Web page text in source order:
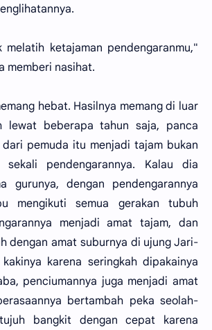
melatih ketajaman pendengaranmu,"
memberi nasihat.
hebat. Hasilnya memang di luar
lewat beberapa tahun saja, panca
pemuda itu menjadi tajam bukan
sekali pendengarannya. Kalau dia
gurunya, dengan pendengarannya
mengikuti semua gerakan tubuh
menjadi amat tajam, dan
dengan amat suburnya di ujung Jari-
karena seringkah dipakainya
penciumannya juga menjadi amat
bertambah peka seolah-
bangkit dengan cepat karena